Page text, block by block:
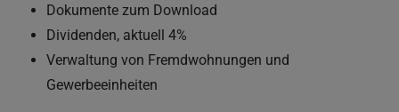
Dokumente zum Download
Dividenden, aktuell 4%
Verwaltung von Fremdwohnungen und
Gewerbeeinheiten